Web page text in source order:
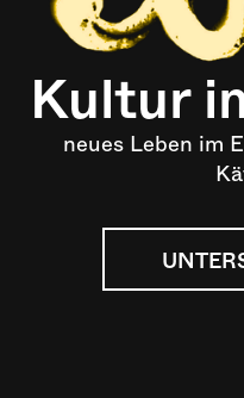
Kultur
neues Leben im